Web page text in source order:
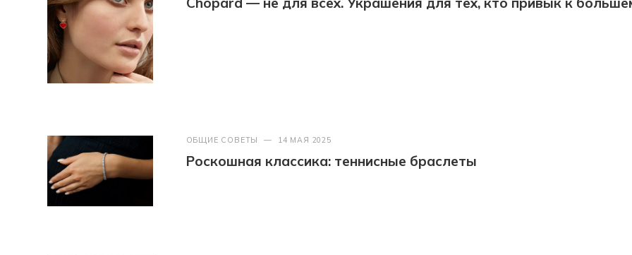
ОБЩИЕ СОВЕТЫ — 14 МАЯ 2025
Роскошная классика: теннисные браслеты